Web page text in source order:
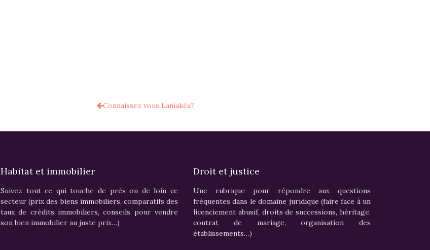
Connaissez vous Laniakéa?
Habitat et immobilier
Suivez tout ce qui touche de près ou de loin ce
secteur (prix des biens immobiliers, comparatifs des
taux de crédits immobiliers, conseils pour vendre
son bien immobilier au juste prix…)
Droit et justice
Une rubrique pour répondre aux questions
fréquentes dans le domaine juridique (faire face à un
licenciement abusif, droits de successions, héritage,
contrat de mariage, organisation des
établissements…)